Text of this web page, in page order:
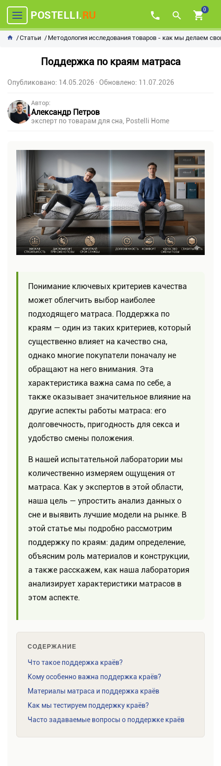
POSTELLI.RU 0
Статьи Методология исследования товаров - как мы делаем
Поддержка по краям матраса
Опубликовано: 14.05.2026 · Обновлено: 11.07.2026
Автор:
Александр Петров
эксперт по товарам для сна, Postelli Home
Понимание ключевых критериев качества
может облегчить выбор наиболее
подходящего матраса. Поддержка по
краям — один из таких критериев, который
существенно влияет на качество сна,
однако многие покупатели поначалу не
обращают на него внимания. Эта
характеристика важна сама по себе, а
также оказывает значительное влияние на
другие аспекты работы матраса: его
долговечность, пригодность для секса и
удобство смены положения.
В нашей испытательной лаборатории мы
количественно измеряем ощущения от
матраса. Как у экспертов в этой области,
наша цель — упростить анализ данных о
сне и выявить лучшие модели на рынке. В
этой статье мы подробно рассмотрим
поддержку по краям: дадим определение,
объясним роль материалов и конструкции,
а также расскажем, как наша лаборатория
анализирует характеристики матрасов в
этом аспекте.
СОДЕРЖАНИЕ
Что такое поддержка краёв?
Кому особенно важна поддержка краёв?
Материалы матраса и поддержка краёв
Как мы тестируем поддержку краёв?
Часто задаваемые вопросы о поддержке краёв